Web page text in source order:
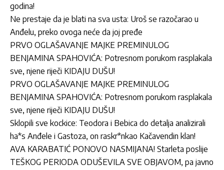
godina!
Ne prestaje da je blati na sva usta: Uroš se razočarao u
Anđelu, preko ovoga neće da joj pređe
PRVO OGLAŠAVANJE MAJKE PREMINULOG
BENJAMINA SPAHOVIĆA: Potresnom porukom rasplakala
sve, njene riječi KIDAJU DUŠU!
PRVO OGLAŠAVANJE MAJKE PREMINULOG
BENJAMINA SPAHOVIĆA: Potresnom porukom rasplakala
sve, njene riječi KIDAJU DUŠU!
Sklopili sve kockice: Teodora i Bebica do detalja analizirali
ha*s Anđele i Gastoza, on raskr*nkao Kačavendin klan!
AVA KARABATIĆ PONOVO NASMIJANA! Starleta poslije
TEŠKOG PERIODA ODUŠEVILA SVE OBJAVOM, pa javno